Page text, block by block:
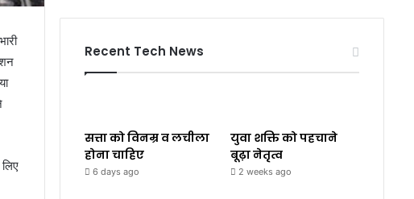
Recent Tech News
सत्ता को विनम्र व लचीला
होना चाहिए
6 days ago
युवा शक्ति को पहचाने
बूढ़ा नेतृत्व
2 weeks ago